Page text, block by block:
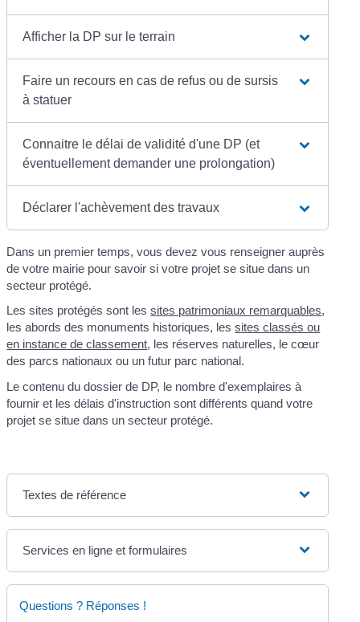
Afficher la DP sur le terrain
Faire un recours en cas de refus ou de sursis
à statuer
Connaitre le délai de validité d'une DP (et
éventuellement demander une prolongation)
Déclarer l'achèvement des travaux
Dans un premier temps, vous devez vous renseigner auprès
de votre mairie pour savoir si votre projet se situe dans un
secteur protégé.
Les sites protégés sont lessites patrimoniaux remarquables,
les abords des monuments historiques, lessites classés ou
en instance de classement, les réserves naturelles, le cœur
des parcs nationaux ou un futur parc national.
Le contenu du dossier de DP, le nombre d'exemplaires à
fournir et les délais d'instruction sont différents quand votre
projet se situe dans un secteur protégé.
Textes de référence
Services en ligne et formulaires
Questions ? Réponses !